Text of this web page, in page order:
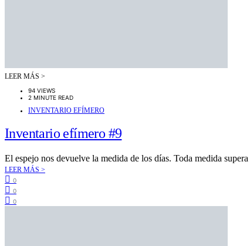
LEER MÁS >
94 VIEWS
2 MINUTE READ
INVENTARIO EFÍMERO
Inventario efímero #9
El espejo nos devuelve la medida de los días. Toda medida
LEER MÁS >
0
0
0